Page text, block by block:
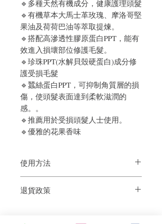
🔹多種天然有機成分，健康護理頭髮
🔹有機草本大馬士革玫瑰、摩洛哥堅
果油及荷荷巴油等萃取提煉。
🔹搭配高滲透性膠原蛋白PPT，能有
效進入損壞部位修護毛髮。
🔹珍珠PPT(水解貝殼硬蛋白)成分修
護受損毛髮
🔹蠶絲蛋白PPT，可抑制角質層的損
傷，使頭髮表面達到柔軟滋潤的
感。。
🔹推薦用於受損頭髮人士使用。
🔹優雅的花果香味
使用方法
髮膜到髮絲及髮尾上，並輕輕按摩3-5分
退貨政策